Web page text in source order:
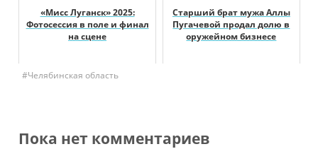
«Мисс Луганск» 2025:
Фотосессия в поле и финал
на сцене
Старший брат мужа Аллы
Пугачевой продал долю в
оружейном бизнесе
#Челябинская область
Пока нет комментариев